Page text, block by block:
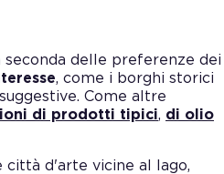
seconda delle preferenze dei
, come i borghi storici
Come altre
di prodotti tipici, di olio
città d'arte vicine al lago,